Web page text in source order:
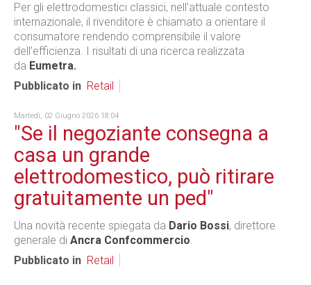
Per gli elettrodomestici classici, nell’attuale contesto
internazionale, il rivenditore è chiamato a orientare il
consumatore rendendo comprensibile il valore
dell’efficienza. I risultati di una ricerca realizzata
da Eumetra.
Pubblicato in Retail
Martedì, 02 Giugno 2026 18:04
"Se il negoziante consegna a
casa un grande
elettrodomestico, può ritirare
gratuitamente un ped"
Una novità recente spiegata da Dario Bossi, direttore
generale di Ancra Confcommercio.
Pubblicato in Retail